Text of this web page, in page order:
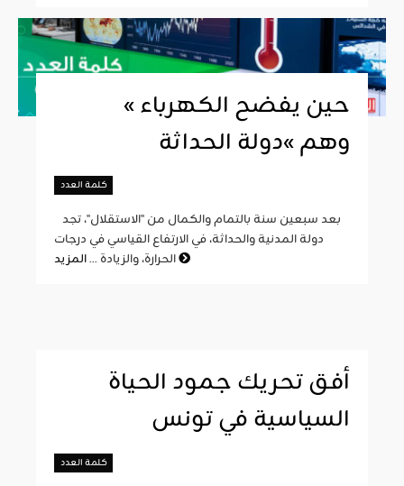
« حين يفضح الكهرباء
وهم »دولة الحداثة
كلمة العدد
دولة المدنية والحداثة، في الارتفاع القياسي في درجات
الحرارة، والزيادة ...
أفق تحريك جمود الحياة
السياسية في تونس
كلمة العدد